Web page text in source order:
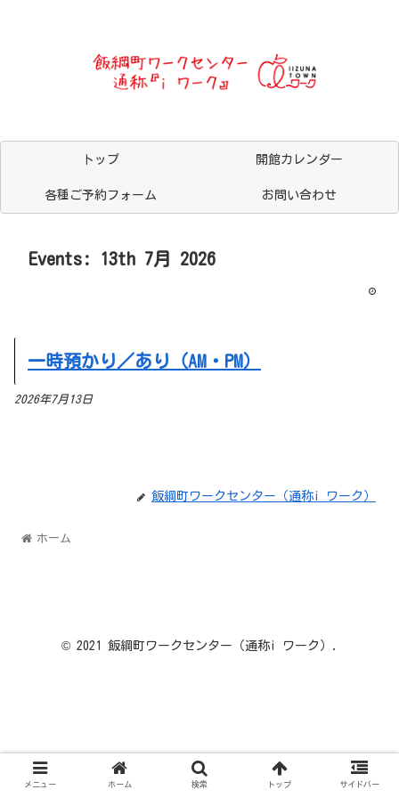
トップ 開館カレンダー
各種ご予約フォーム お問い合わせ
Events: 13th 7月 2026
一時預かり／あり（AM・PM）
2026年7月13日
飯綱町ワークセンター（通称i ワーク）
ホーム
© 2021 飯綱町ワークセンター（通称i ワーク）.
メニュー ホーム 検索 トップ サイドバー